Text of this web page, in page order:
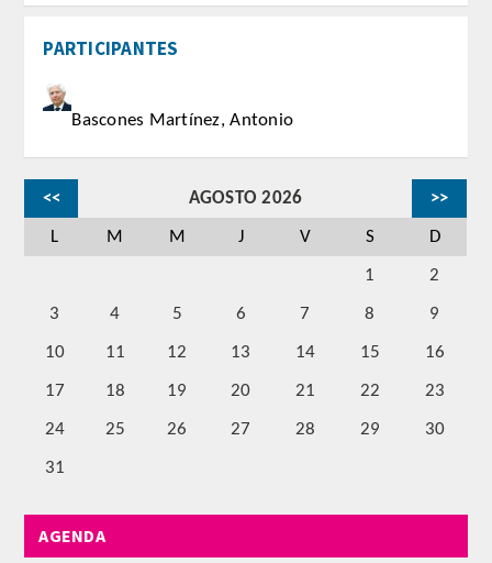
Honor
Correspondientes
ACTIVIDADES
PUBLICACIONES
DICCIONARIO ODONTOLÓGICO
PARTICIPANTES
Bascones Martínez, Antonio
<< AGOSTO 2026 >>
L M M J V S D
1 2
3 4 5 6 7 8 9
10 11 12 13 14 15 16
17 18 19 20 21 22 23
24 25 26 27 28 29 30
31
AGENDA